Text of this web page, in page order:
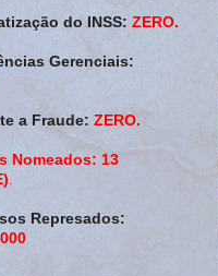
do INSS: ZERO.
Gerenciais:
a Fraude: ZERO.
Nomeados: 13
Represados: